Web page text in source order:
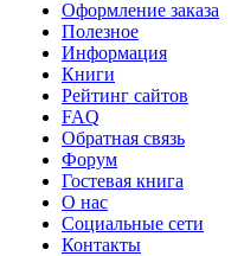
Оформление заказа
Полезное
Информация
Книги
Рейтинг сайтов
FAQ
Обратная связь
Форум
Гостевая книга
О нас
Социальные сети
Контакты